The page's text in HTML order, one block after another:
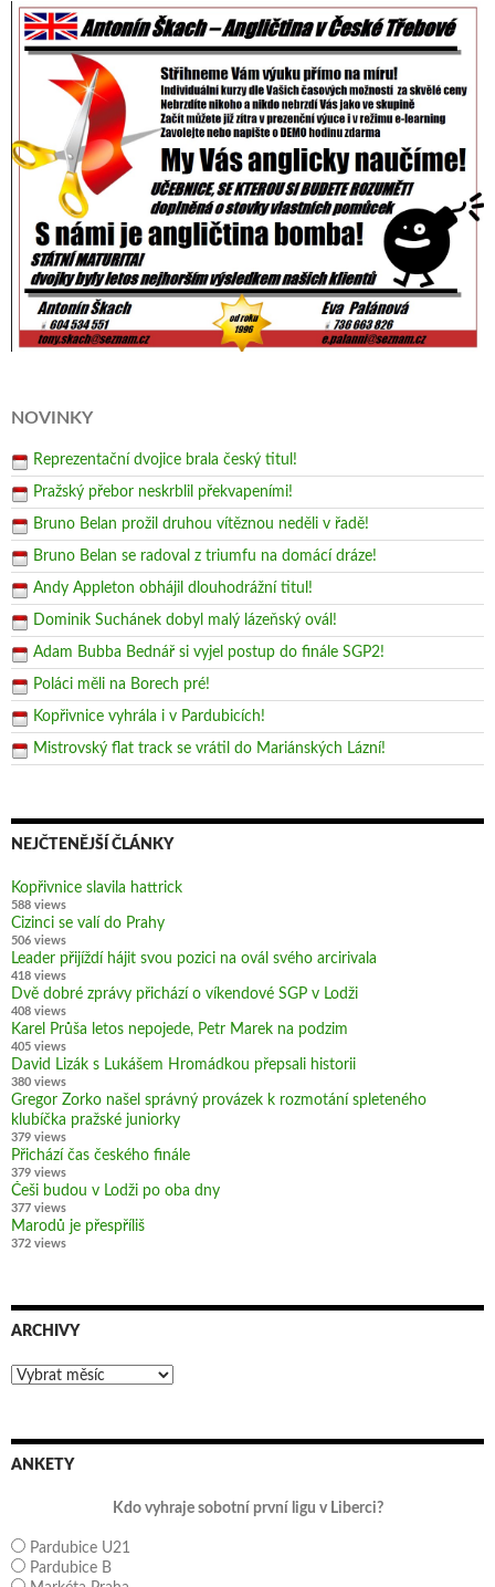
NOVINKY
Reprezentační dvojice brala český titul!
Pražský přebor neskrblil překvapeními!
Bruno Belan prožil druhou vítěznou neděli v řadě!
Bruno Belan se radoval z triumfu na domácí dráze!
Andy Appleton obhájil dlouhodrážní titul!
Dominik Suchánek dobyl malý lázeňský ovál!
Adam Bubba Bednář si vyjel postup do finále SGP2!
Poláci měli na Borech pré!
Kopřivnice vyhrála i v Pardubicích!
Mistrovský flat track se vrátil do Mariánských Lázní!
NEJČTENĚJŠÍ ČLÁNKY
Kopřivnice slavila hattrick
588 views
Cizinci se valí do Prahy
506 views
Leader přijíždí hájit svou pozici na ovál svého arcirivala
418 views
Dvě dobré zprávy přichází o víkendové SGP v Lodži
408 views
Karel Průša letos nepojede, Petr Marek na podzim
405 views
David Lizák s Lukášem Hromádkou přepsali historii
380 views
Gregor Zorko našel správný provázek k rozmotání spleteného
klubíčka pražské juniorky
379 views
Přichází čas českého finále
379 views
Češi budou v Lodži po oba dny
377 views
Marodů je přespříliš
372 views
ARCHIVY
Archivy
ANKETY
Kdo vyhraje sobotní první ligu v Liberci?
Pardubice U21
Pardubice B